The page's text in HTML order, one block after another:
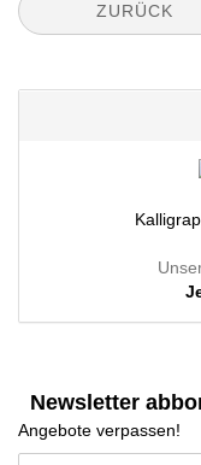
ZURÜCK
Newsletter
Angebote verpassen!